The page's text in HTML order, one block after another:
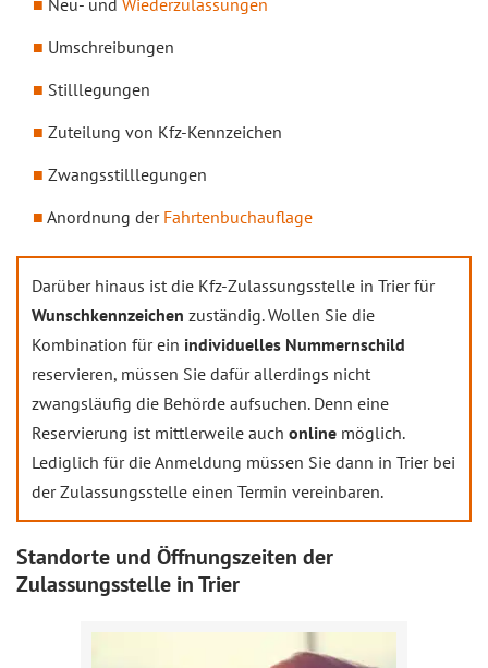
Neu- und Wiederzulassungen
Umschreibungen
Stilllegungen
Zuteilung von Kfz-Kennzeichen
Zwangsstilllegungen
Anordnung der Fahrtenbuchauflage
Darüber hinaus ist die Kfz-Zulassungsstelle in Trier für
Wunschkennzeichen zuständig. Wollen Sie die
Kombination für ein individuelles Nummernschild
reservieren, müssen Sie dafür allerdings nicht
zwangsläufig die Behörde aufsuchen. Denn eine
Reservierung ist mittlerweile auch online möglich.
Lediglich für die Anmeldung müssen Sie dann in Trier bei
der Zulassungsstelle einen Termin vereinbaren.
Standorte und Öffnungszeiten der
Zulassungsstelle in Trier